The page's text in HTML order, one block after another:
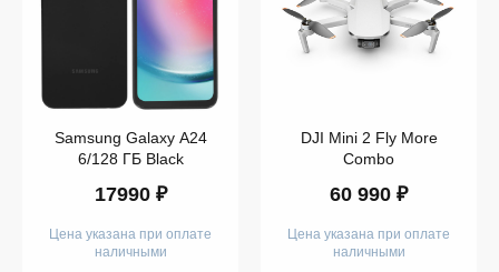
Компьютеры
Гаджеты
Аксессуары
Apple
Samsung
наушники
пылесосы
Выпрямители
Samsung Galaxy A24
6/128 ГБ Black
17990 ₽
Цена указана при оплате
наличными
DJI Mini 2 Fly More
Combo
60 990 ₽
Цена указана при оплате
наличными